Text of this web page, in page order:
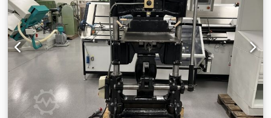
missfärgningar). Maskinen har testats och fungerar.
Förpackning och frakt: Du är välkommen att titta på
maskinen under våra öppettider. Vänligen boka en tid!
Säker förpackning och leverans över hela världen är
möjligt på begäran! Innan frakt eller avhämtning kommer
ett funktionstest att spelas in på video för dig. För
ytterligare information är du naturligtvis välkommen att
kontakta oss personligen.